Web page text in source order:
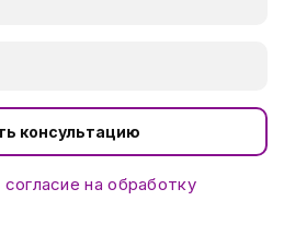
Получить консультацию
согласие на обработку